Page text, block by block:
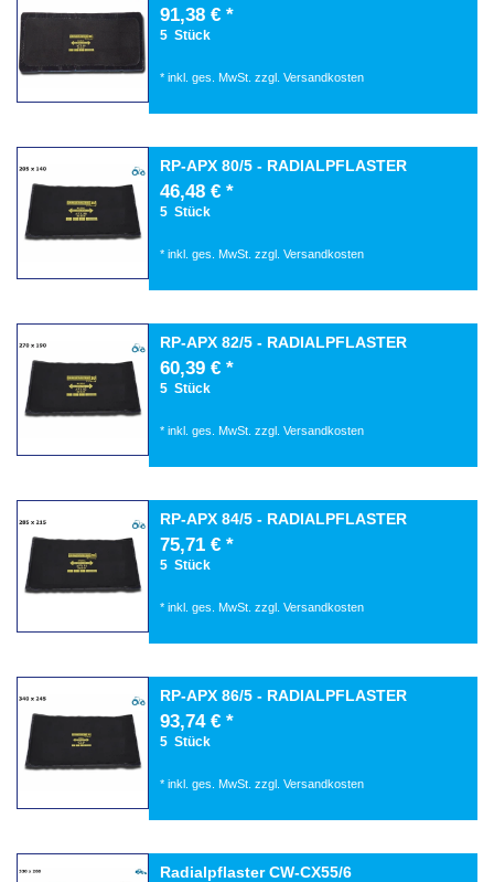
91,38 € *
5 Stück
* inkl. ges. MwSt. zzgl. Versandkosten
RP-APX 80/5 - RADIALPFLASTER
46,48 € *
5 Stück
* inkl. ges. MwSt. zzgl. Versandkosten
RP-APX 82/5 - RADIALPFLASTER
60,39 € *
5 Stück
* inkl. ges. MwSt. zzgl. Versandkosten
RP-APX 84/5 - RADIALPFLASTER
75,71 € *
5 Stück
* inkl. ges. MwSt. zzgl. Versandkosten
RP-APX 86/5 - RADIALPFLASTER
93,74 € *
5 Stück
* inkl. ges. MwSt. zzgl. Versandkosten
Radialpflaster CW-CX55/6